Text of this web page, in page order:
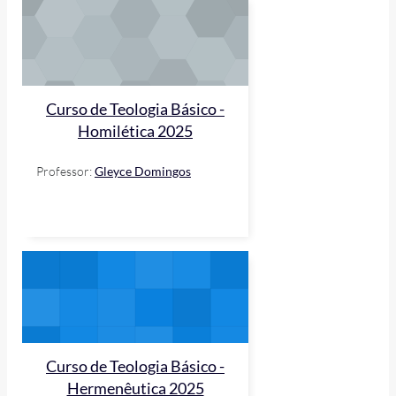
Curso de Teologia Básico -
Homilética 2025
Professor:Gleyce Domingos
Curso de Teologia Básico -
Hermenêutica 2025